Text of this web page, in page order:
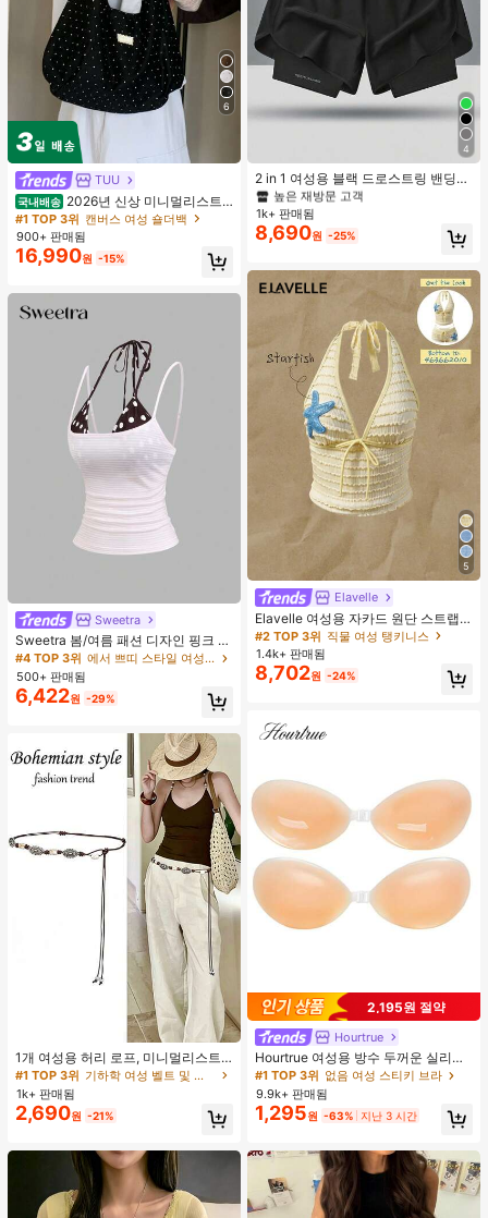
6
TUU
국내배송 2026년 신상 미니멀리스트
도트 캔버스 토트백, 대용량 캐주얼 다
용도 통근 숄더 핸드백
#1 TOP 3위 캔버스 여성 숄더백
900+ 판매됨
16,990원 -15%
Sweetra
Sweetra 봄/여름 패션 디자인 핑크 스
트라이프 브라운 폴카 도트 스파게티
스트랩 2 In 1 스위트 걸리시 비치 로
맨틱 휴가 스타일 여성용 캐미 탱크 탑
#4 TOP 3위
에서 쁘띠 스타일 여성 상의, 블라우스 & 티
500+ 판매됨
6,422원 -29%
1개 여성용 허리 로프, 미니멀리스트
보헤미안 패션 매듭 허리 벨트, 드레
스, 캐주얼 팬츠와 함께 일상 착용에
적합한 장식용 허리 액세서리
거의 매진!
#1 TOP 3위
기하학 여성 벨트 및 벨트 액세서리
거의 매진!
#1 TOP 3위
기하학 여성 벨트 및 벨트 액세서리
거의 매진!
#1 TOP 3위
1k+ 판매됨
2,690원 -21%
4
2 in 1 여성용 블랙 드로스트링 밴딩
허리 곡선 밑단 캐주얼 러닝 트레이닝
운동 반바지
#1 TOP 3위 여성 액티브 바텀
높은 재방문 고객
#1 TOP 3위 여성 액티브 바텀
높은 재방문 고객
#1 TOP 3위
높은 재방문 고객
1k+ 판매됨
8,690원 -25%
5
Elavelle
Elavelle 여성용 자카드 원단 스트랩
불가사리 장식 홀터 탑, 봄/여름에 적
합 (탑만 포함, 반바지 미포함)
#2 TOP 3위 직물 여성 탱키니스
1.4k+ 판매됨
8,702원 -24%
2,195원 절약
Hourtrue
Hourtrue 여성용 방수 두꺼운 실리콘
가슴 페탈, 작은 가슴 리프트업 & 푸시
인용, 웨딩 촬영 및 들러리용
#1 TOP 3위 없음 여성 스티키 브라
9.9k+ 판매됨
1,295원 -63% 지난 3 시간